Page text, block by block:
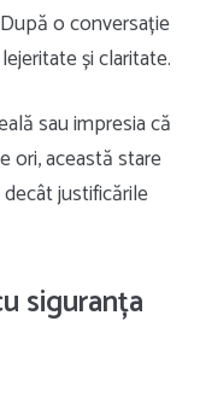
o conversație
și claritate.
sau impresia că
ori, această stare
justificările
siguranța